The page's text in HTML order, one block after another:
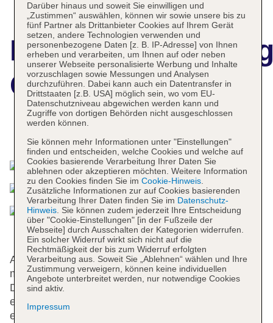
Get Enjoy Hotel
Das bietet Ihre Unterkunft
An der Rezeption im Empfangsbereich steht
mehrsprachiges Personal mit Rat und Tat zur Seite.
Die Einrichtung umfasst eine Gepäckaufbewahrung,
einen Safe und einen Geldautomaten. Per WLAN
erhalten die Gäste Zugang zum Internet (gegen
Darüber hinaus und soweit Sie einwilligen und
„Zustimmen“ auswählen, können wir sowie unsere bis zu
fünf Partner als Drittanbieter Cookies auf Ihrem Gerät
setzen, andere Technologien verwenden und
personenbezogene Daten [z. B. IP-Adresse] von Ihnen
erheben und verarbeiten, um Ihnen auf oder neben
unserer Webseite personalisierte Werbung und Inhalte
vorzuschlagen sowie Messungen und Analysen
durchzuführen. Dabei kann auch ein Datentransfer in
Drittstaaten [z.B. USA] möglich sein, wo vom EU-
Datenschutzniveau abgewichen werden kann und
Zugriffe von dortigen Behörden nicht ausgeschlossen
werden können.
Sie können mehr Informationen unter "Einstellungen"
finden und entscheiden, welche Cookies und welche auf
Cookies basierende Verarbeitung Ihrer Daten Sie
ablehnen oder akzeptieren möchten. Weitere Information
zu den Cookies finden Sie im Cookie-Hinweis.
Zusätzliche Informationen zur auf Cookies basierenden
Verarbeitung Ihrer Daten finden Sie im Datenschutz-
Hinweis. Sie können zudem jederzeit Ihre Entscheidung
über "Cookie-Einstellungen" [in der Fußzeile der
Webseite] durch Ausschalten der Kategorien widerrufen.
Ein solcher Widerruf wirkt sich nicht auf die
Rechtmäßigkeit der bis zum Widerruf erfolgten
Verarbeitung aus. Soweit Sie „Ablehnen“ wählen und Ihre
Zustimmung verweigern, können keine individuellen
Angebote unterbreitet werden, nur notwendige Cookies
sind aktiv.
Impressum